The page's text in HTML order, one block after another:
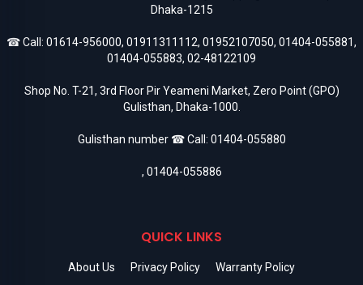
Dhaka-1215
☎ Call: 01614-956000, 01911311112, 01952107050, 01404-055881,
01404-055883, 02-48122109
Shop No. T-21, 3rd Floor Pir Yeameni Market, Zero Point (GPO)
Gulisthan, Dhaka-1000.
Gulisthan number ☎ Call: 01404-055880
, 01404-055886
QUICK LINKS
About Us Privacy Policy
Warranty Policy